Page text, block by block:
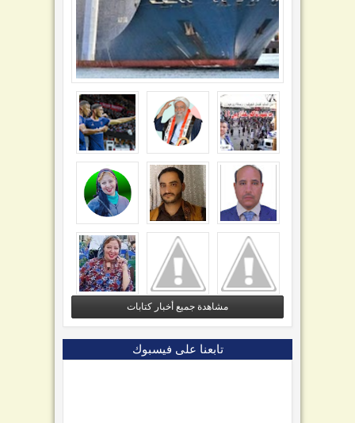
مشاهدة جميع أخبار كتابات
تابعنا على فيسبوك